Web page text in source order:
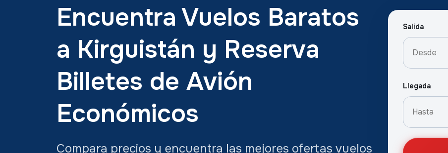
Encuentra Vuelos Baratos
a Kirguistán y Reserva
Billetes de Avión
Económicos
Compara precios y encuentra las mejores ofertas vuelos
Salida
Llegada